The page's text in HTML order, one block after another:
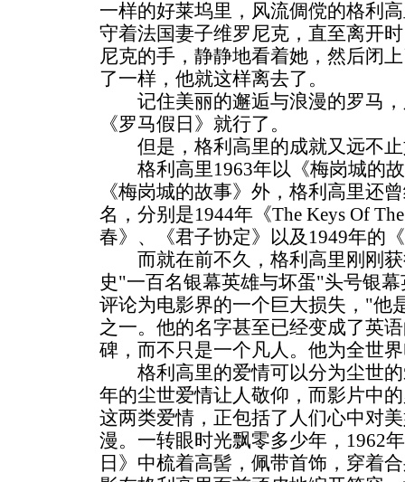
一样的好莱坞里，风流倜傥的格利
守着法国妻子维罗尼克，直至离开
尼克的手，静静地看着她，然后闭
了一样，他就这样离去了。
记住美丽的邂逅与浪漫的罗马，
《罗马假日》就行了。
但是，格利高里的成就又远不止
格利高里1963年以《梅岗城的故
《梅岗城的故事》外，格利高里还
名，分别是1944年《The Keys Of
春》、《君子协定》以及1949年的
而就在前不久，格利高里刚刚获
史"一百名银幕英雄与坏蛋"头号银
评论为电影界的一个巨大损失，"他
之一。他的名字甚至已经变成了英
碑，而不只是一个凡人。他为全世
格利高里的爱情可以分为尘世的
年的尘世爱情让人敬仰，而影片中
这两类爱情，正包括了人们心中对
漫。一转眼时光飘零多少年，1962
日》中梳着高髻，佩带首饰，穿着